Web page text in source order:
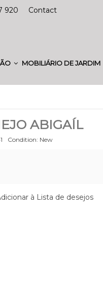
920 Contact
MOBILIÁRIO DE JARDIM
ABIGAÍL
Condition: New
à Lista de desejos